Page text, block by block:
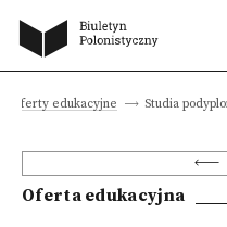
Oferty edukacyjne Studia
Oferta edukacyjna